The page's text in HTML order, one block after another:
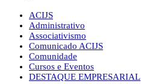
ACIJS
Administrativo
Associativismo
Comunicado ACIJS
Comunidade
Cursos e Eventos
DESTAQUE EMPRESARIAL